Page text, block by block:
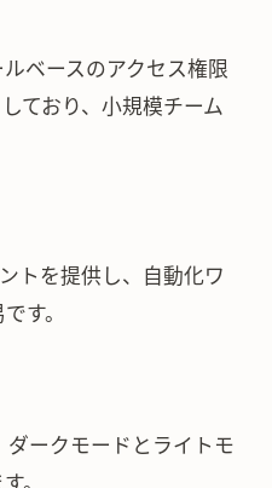
ベースのアクセス権限
ており、小規模チーム
トを提供し、自動化ワ
す。
ークモードとライトモ
。